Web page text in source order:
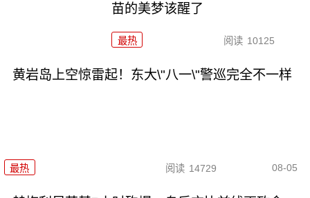
苗的美梦该醒了
最热 阅读 10125
黄岩岛上空惊雷起！东大\"八一\"警巡完全不一样
最热 阅读 14729 08-05